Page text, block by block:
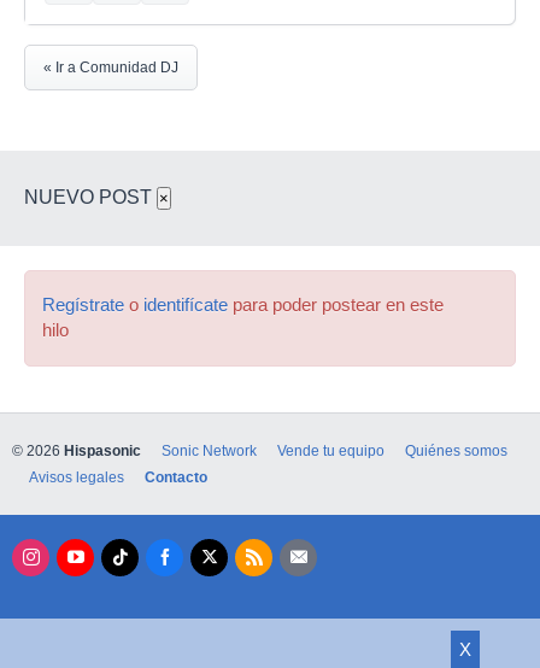
« Ir a Comunidad DJ
NUEVO POST ×
Regístrate o identifícate para poder postear en este
hilo
X
© 2026 Hispasonic Sonic Network Vende tu equipo
Quiénes somos
Avisos legales
Contacto